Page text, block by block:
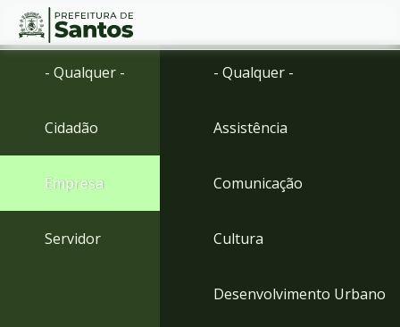
Ir
Ir
menu
Conteúdo
- Qualquer -
Cidadão
Empresa
Servidor
- Qualquer -
Assistência
Comunicação
Cultura
Desenvolvimento Urbano